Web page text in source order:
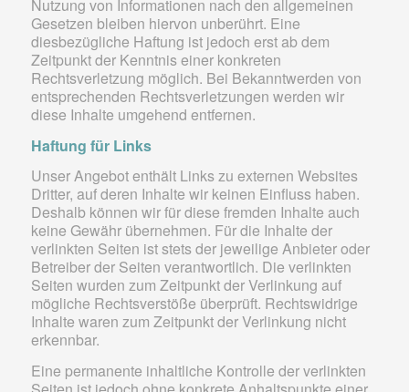
Nutzung von Informationen nach den allgemeinen
Gesetzen bleiben hiervon unberührt. Eine
diesbezügliche Haftung ist jedoch erst ab dem
Zeitpunkt der Kenntnis einer konkreten
Rechtsverletzung möglich. Bei Bekanntwerden von
entsprechenden Rechtsverletzungen werden wir
diese Inhalte umgehend entfernen.
Haftung für Links
Unser Angebot enthält Links zu externen Websites
Dritter, auf deren Inhalte wir keinen Einfluss haben.
Deshalb können wir für diese fremden Inhalte auch
keine Gewähr übernehmen. Für die Inhalte der
verlinkten Seiten ist stets der jeweilige Anbieter oder
Betreiber der Seiten verantwortlich. Die verlinkten
Seiten wurden zum Zeitpunkt der Verlinkung auf
mögliche Rechtsverstöße überprüft. Rechtswidrige
Inhalte waren zum Zeitpunkt der Verlinkung nicht
erkennbar.
Eine permanente inhaltliche Kontrolle der verlinkten